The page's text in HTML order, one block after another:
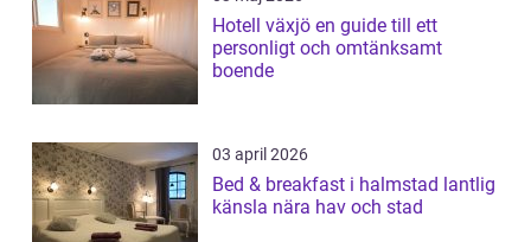
Hotell växjö en guide till ett
personligt och omtänksamt
boende
03 april 2026
Bed & breakfast i halmstad lantlig
känsla nära hav och stad